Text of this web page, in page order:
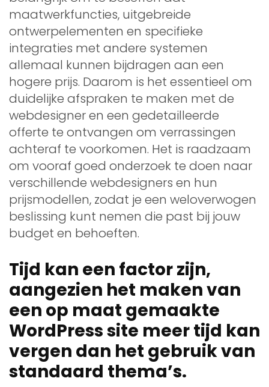
maatwerkfuncties, uitgebreide
ontwerpelementen en specifieke
integraties met andere systemen
allemaal kunnen bijdragen aan een
hogere prijs. Daarom is het essentieel om
duidelijke afspraken te maken met de
webdesigner en een gedetailleerde
offerte te ontvangen om verrassingen
achteraf te voorkomen. Het is raadzaam
om vooraf goed onderzoek te doen naar
verschillende webdesigners en hun
prijsmodellen, zodat je een weloverwogen
beslissing kunt nemen die past bij jouw
budget en behoeften.
Tijd kan een factor zijn,
aangezien het maken van
een op maat gemaakte
WordPress site meer tijd kan
vergen dan het gebruik van
standaard thema’s.